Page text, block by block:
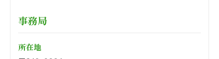
事務局
所在地